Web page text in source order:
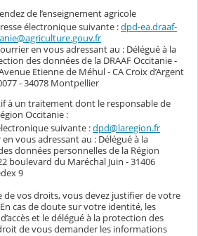
de l’enseignement agricole
électronique suivante :dpd-ea.draaf-
en vous adressant au : Délégué à la
des données de la DRAAF Occitanie -
Etienne de Méhul - CA Croix d’Argent
- 34078 Montpellier
à un traitement dont le responsable de
Occitanie :
suivante :dpd@laregion.fr
vous adressant au : Délégué à la
données personnelles de la Région
boulevard du Maréchal Juin - 31406
9
de vos droits, vous devez justifier de votre
cas de doute sur votre identité, les
et le délégué à la protection des
de vous demander les informations